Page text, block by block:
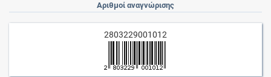
Αριθμοί αναγνώρισης
2803229001012